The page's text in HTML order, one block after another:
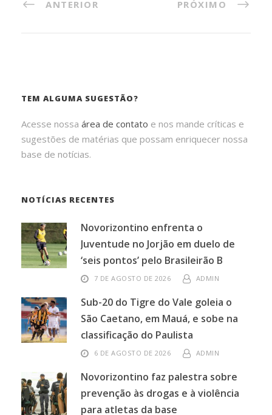
ANTERIOR PRÓXIMO
TEM ALGUMA SUGESTÃO?
Acesse nossa área de contato e nos mande críticas e
sugestões de matérias que possam enriquecer nossa
base de notícias.
NOTÍCIAS RECENTES
Novorizontino enfrenta o
Juventude no Jorjão em duelo de
‘seis pontos’ pelo Brasileirão B
7 DE AGOSTO DE 2026 ADMIN
Sub-20 do Tigre do Vale goleia o
São Caetano, em Mauá, e sobe na
classificação do Paulista
6 DE AGOSTO DE 2026 ADMIN
Novorizontino faz palestra sobre
prevenção às drogas e à violência
para atletas da base